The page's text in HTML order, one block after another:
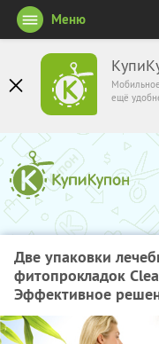
ещё
Меню
Две упаковки
фитопрокладок
Эффективное